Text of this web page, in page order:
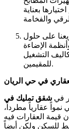
بعناية
على حلول
الإضاءة
التشغيل
للمقيمين.
في حي الريان
في شقق تمليك في
نمواً عقارياً مطرداً،
قيمة العقارات فيه
للسكن ولكن أيضاً